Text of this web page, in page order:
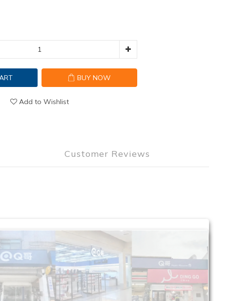
BUY NOW
Add to Wishlist
Customer Reviews